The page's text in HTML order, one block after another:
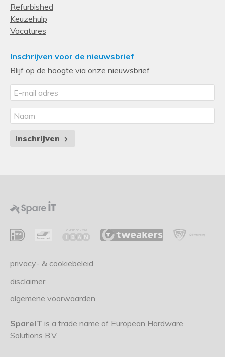
Refurbished
Keuzehulp
Vacatures
Inschrijven voor de nieuwsbrief
Blijf op de hoogte via onze nieuwsbrief
Inschrijven
privacy- & cookiebeleid
disclaimer
algemene voorwaarden
SpareIT is a trade name of European Hardware
Solutions B.V.